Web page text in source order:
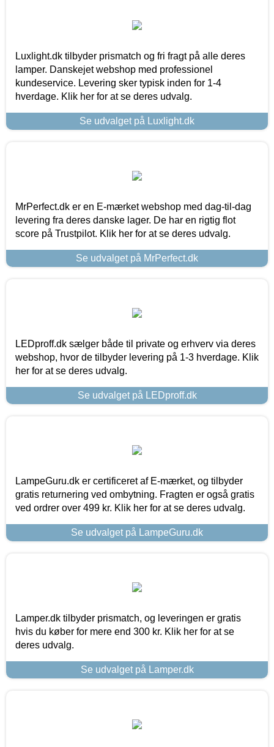
Luxlight.dk tilbyder prismatch og fri fragt på alle deres
lamper. Danskejet webshop med professionel
kundeservice. Levering sker typisk inden for 1-4
hverdage. Klik her for at se deres udvalg.
Se udvalget på Luxlight.dk
MrPerfect.dk er en E-mærket webshop med dag-til-dag
levering fra deres danske lager. De har en rigtig flot
score på Trustpilot. Klik her for at se deres udvalg.
Se udvalget på MrPerfect.dk
LEDproff.dk sælger både til private og erhverv via deres
webshop, hvor de tilbyder levering på 1-3 hverdage. Klik
her for at se deres udvalg.
Se udvalget på LEDproff.dk
LampeGuru.dk er certificeret af E-mærket, og tilbyder
gratis returnering ved ombytning. Fragten er også gratis
ved ordrer over 499 kr. Klik her for at se deres udvalg.
Se udvalget på LampeGuru.dk
Lamper.dk tilbyder prismatch, og leveringen er gratis
hvis du køber for mere end 300 kr. Klik her for at se
deres udvalg.
Se udvalget på Lamper.dk